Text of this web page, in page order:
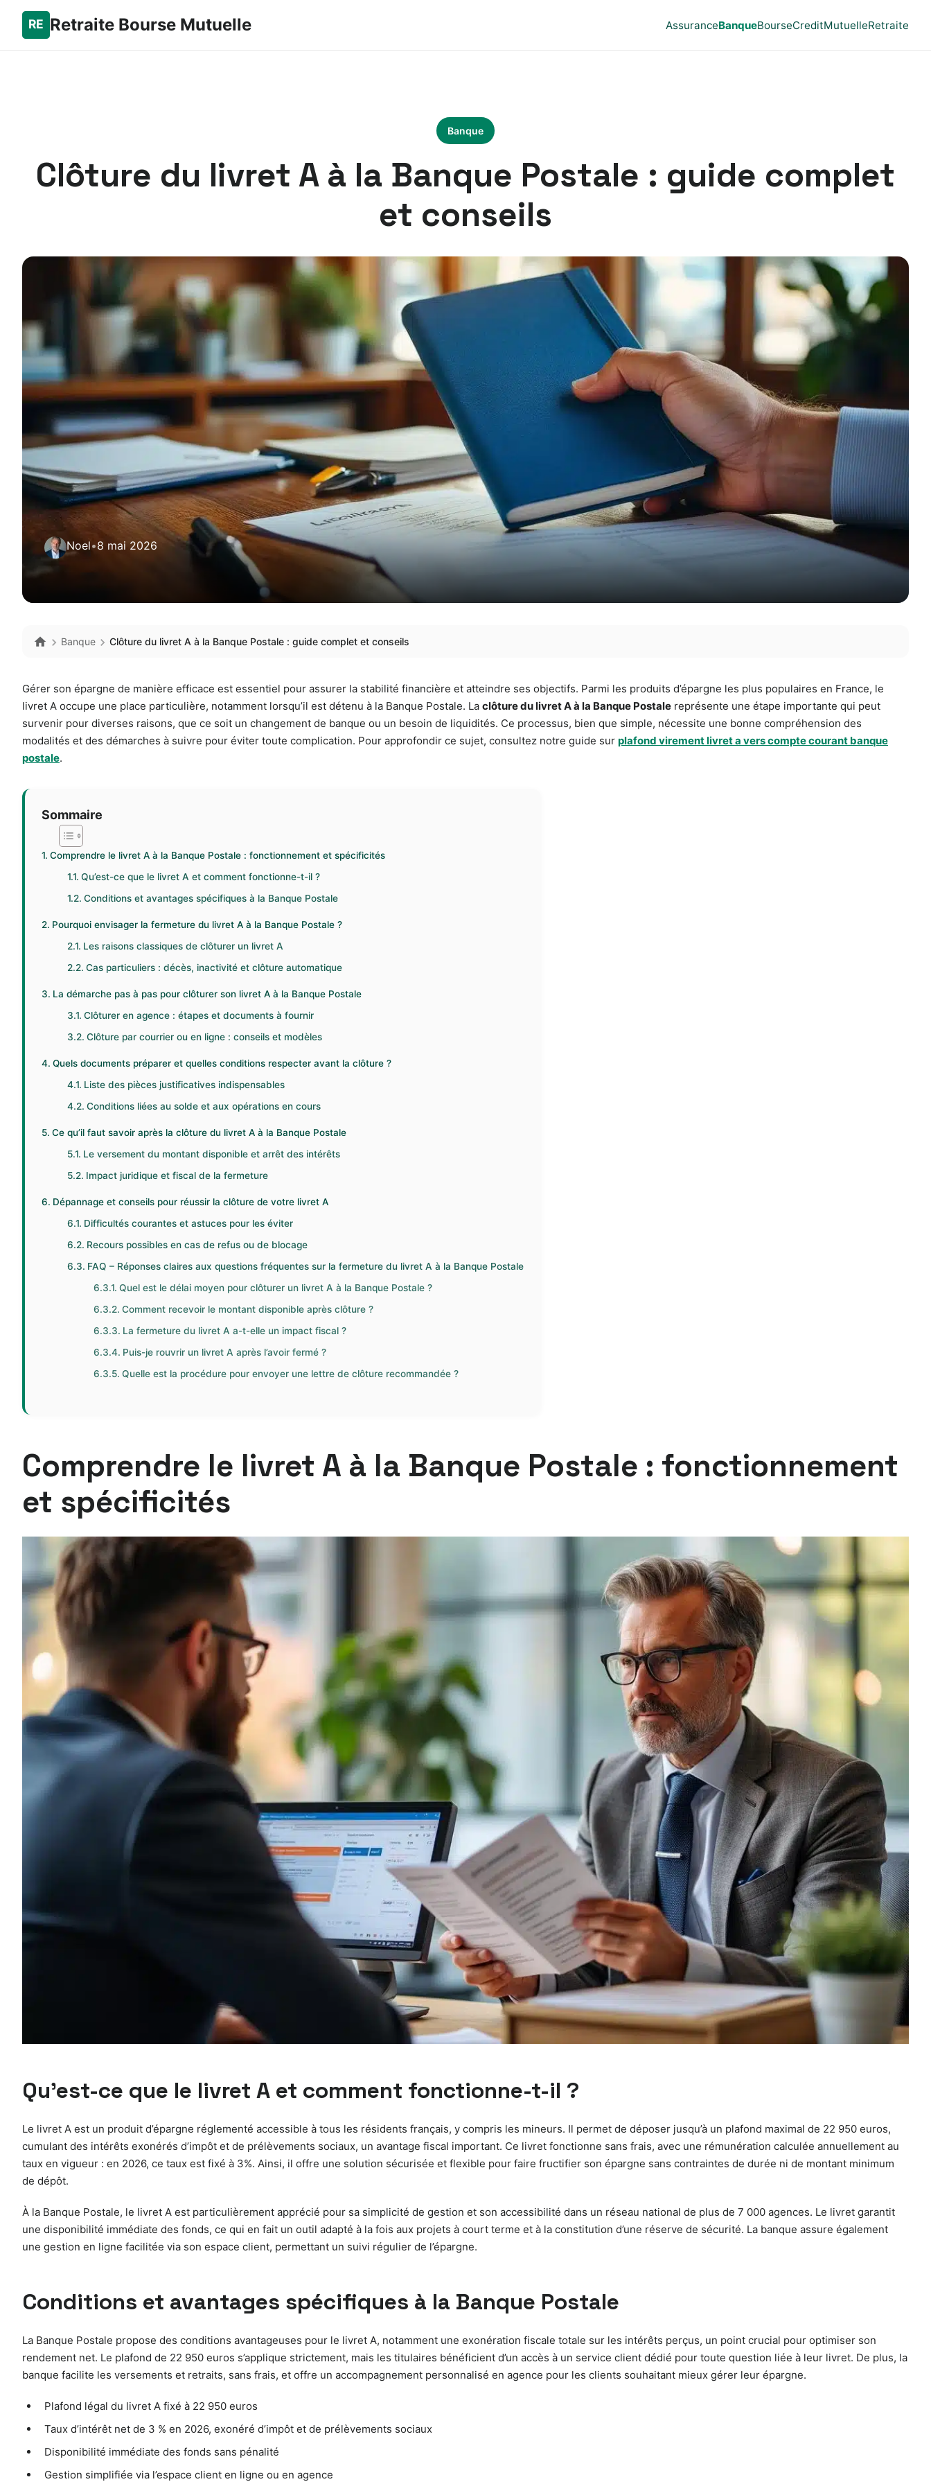
Retraite Bourse Mutuelle AssuranceBanqueBourseCreditMutuelleRetraite
Banque
Clôture du livret A à la Banque Postale : guide complet
et conseils
Noel•8 mai 2026
Banque Clôture du livret A à la Banque Postale : guide complet et conseils
Gérer son épargne de manière efficace est essentiel pour assurer la stabilité financière et atteindre ses objectifs. Parmi les produits d’épargne les plus populaires en France, le
livret A occupe une place particulière, notamment lorsqu’il est détenu à la Banque Postale. La clôture du livret A à la Banque Postale représente une étape importante qui peut
survenir pour diverses raisons, que ce soit un changement de banque ou un besoin de liquidités. Ce processus, bien que simple, nécessite une bonne compréhension des
modalités et des démarches à suivre pour éviter toute complication. Pour approfondir ce sujet, consultez notre guide sur plafond virement livret a vers compte courant banque
postale.
Sommaire
Comprendre le livret A à la Banque Postale : fonctionnement et spécificités
Qu’est-ce que le livret A et comment fonctionne-t-il ?
Conditions et avantages spécifiques à la Banque Postale
Pourquoi envisager la fermeture du livret A à la Banque Postale ?
Les raisons classiques de clôturer un livret A
Cas particuliers : décès, inactivité et clôture automatique
La démarche pas à pas pour clôturer son livret A à la Banque Postale
Clôturer en agence : étapes et documents à fournir
Clôture par courrier ou en ligne : conseils et modèles
Quels documents préparer et quelles conditions respecter avant la clôture ?
Liste des pièces justificatives indispensables
Conditions liées au solde et aux opérations en cours
Ce qu’il faut savoir après la clôture du livret A à la Banque Postale
Le versement du montant disponible et arrêt des intérêts
Impact juridique et fiscal de la fermeture
Dépannage et conseils pour réussir la clôture de votre livret A
Difficultés courantes et astuces pour les éviter
Recours possibles en cas de refus ou de blocage
FAQ – Réponses claires aux questions fréquentes sur la fermeture du livret A à la Banque Postale
Quel est le délai moyen pour clôturer un livret A à la Banque Postale ?
Comment recevoir le montant disponible après clôture ?
La fermeture du livret A a-t-elle un impact fiscal ?
Puis-je rouvrir un livret A après l’avoir fermé ?
Quelle est la procédure pour envoyer une lettre de clôture recommandée ?
Comprendre le livret A à la Banque Postale : fonctionnement
et spécificités
Qu’est-ce que le livret A et comment fonctionne-t-il ?
Le livret A est un produit d’épargne réglementé accessible à tous les résidents français, y compris les mineurs. Il permet de déposer jusqu’à un plafond maximal de 22 950 euros,
cumulant des intérêts exonérés d’impôt et de prélèvements sociaux, un avantage fiscal important. Ce livret fonctionne sans frais, avec une rémunération calculée annuellement au
taux en vigueur : en 2026, ce taux est fixé à 3%. Ainsi, il offre une solution sécurisée et flexible pour faire fructifier son épargne sans contraintes de durée ni de montant minimum
de dépôt.
À la Banque Postale, le livret A est particulièrement apprécié pour sa simplicité de gestion et son accessibilité dans un réseau national de plus de 7 000 agences. Le livret garantit
une disponibilité immédiate des fonds, ce qui en fait un outil adapté à la fois aux projets à court terme et à la constitution d’une réserve de sécurité. La banque assure également
une gestion en ligne facilitée via son espace client, permettant un suivi régulier de l’épargne.
Conditions et avantages spécifiques à la Banque Postale
La Banque Postale propose des conditions avantageuses pour le livret A, notamment une exonération fiscale totale sur les intérêts perçus, un point crucial pour optimiser son
rendement net. Le plafond de 22 950 euros s’applique strictement, mais les titulaires bénéficient d’un accès à un service client dédié pour toute question liée à leur livret. De plus, la
banque facilite les versements et retraits, sans frais, et offre un accompagnement personnalisé en agence pour les clients souhaitant mieux gérer leur épargne.
Plafond légal du livret A fixé à 22 950 euros
Taux d’intérêt net de 3 % en 2026, exonéré d’impôt et de prélèvements sociaux
Disponibilité immédiate des fonds sans pénalité
Gestion simplifiée via l’espace client en ligne ou en agence